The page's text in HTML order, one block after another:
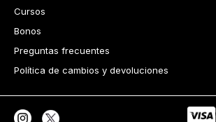
Cursos
Bonos
Preguntas frecuentes
Política de cambios y devoluciones